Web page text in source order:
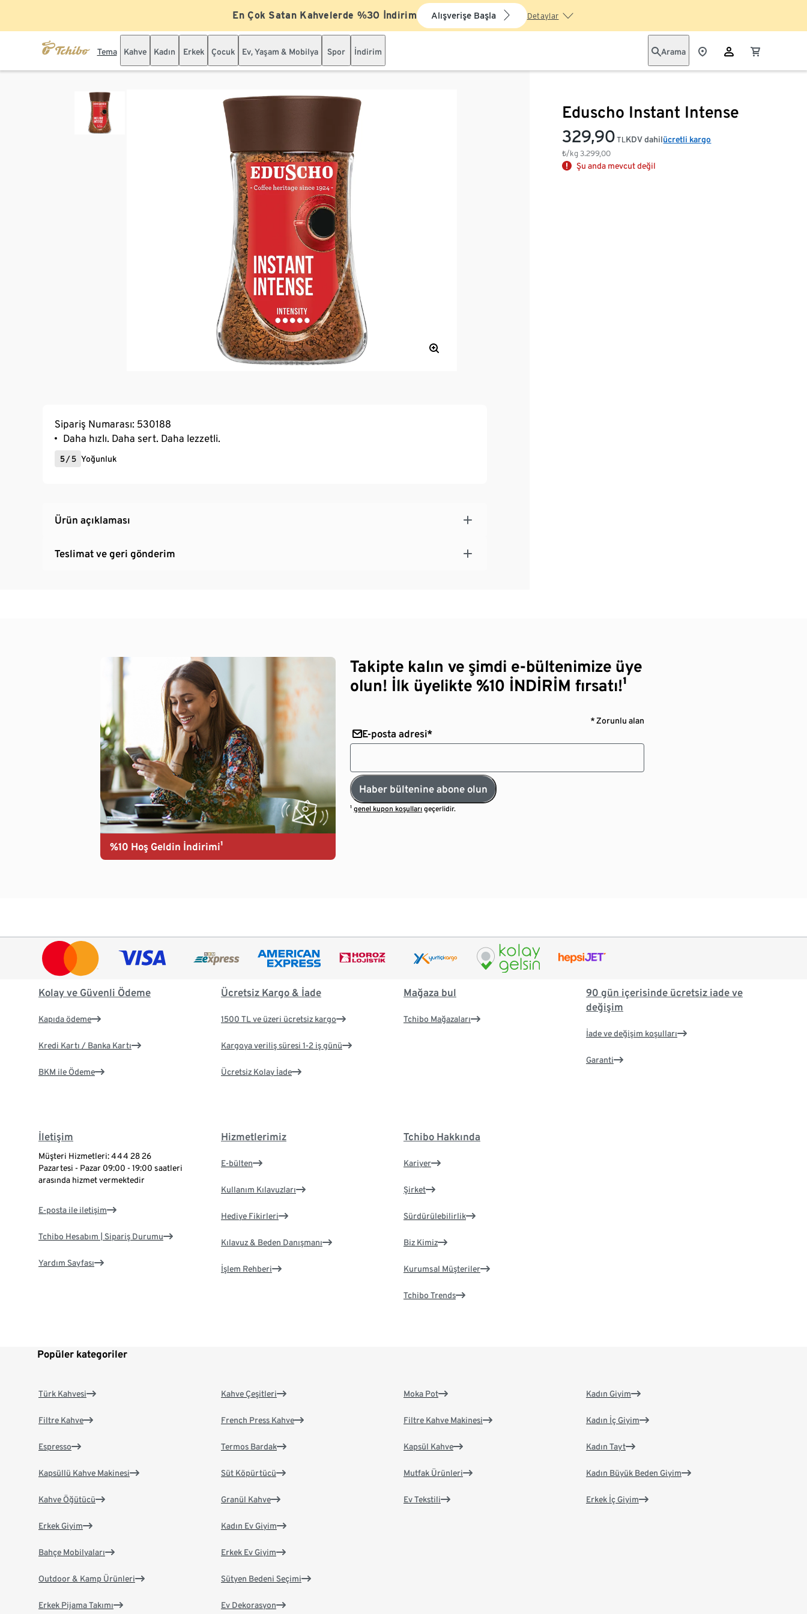
En Çok Satan Kahvelerde %30 İndirim Alışverişe Başla Detaylar
Tema Kahve Kadın Erkek Çocuk Ev, Yaşam & Mobilya Spor İndirim Arama
Eduscho Instant Intense
329,90 TL
₺/kg3.299,00
KDV dahilücretli kargo
Şu anda mevcut değil
Sipariş Numarası: 530188
Daha hızlı. Daha sert. Daha lezzetli.
5 / 5 Yoğunluk
Ürün açıklaması
Teslimat ve geri gönderim
%10 Hoş Geldin İndirimi¹
Takipte kalın ve şimdi e-bültenimize üye
olun! İlk üyelikte %10 İNDİRİM fırsatı!¹
* Zorunlu alan
E-posta adresi*
Haber bültenine abone olun
¹genel kupon koşulları geçerlidir.
Kolay ve Güvenli Ödeme
Kapıda ödeme
Kredi Kartı / Banka Kartı
BKM ile Ödeme
Ücretsiz Kargo & İade
1500 TL ve üzeri ücretsiz kargo
Kargoya veriliş süresi 1-2 iş günü
Ücretsiz Kolay İade
Mağaza bul
Tchibo Mağazaları
90 gün içerisinde ücretsiz iade ve
değişim
İade ve değişim koşulları
Garanti
İletişim
Müşteri Hizmetleri: 444 28 26
Pazartesi - Pazar 09:00 - 19:00 saatleri
arasında hizmet vermektedir
E-posta ile iletişim
Tchibo Hesabım | Sipariş Durumu
Yardım Sayfası
Hizmetlerimiz
E-bülten
Kullanım Kılavuzları
Hediye Fikirleri
Kılavuz & Beden Danışmanı
İşlem Rehberi
Tchibo Hakkında
Kariyer
Şirket
Sürdürülebilirlik
Biz Kimiz
Kurumsal Müşteriler
Tchibo Trends
Popüler kategoriler
Türk Kahvesi
Filtre Kahve
Espresso
Kapsüllü Kahve Makinesi
Kahve Öğütücü
Kahve Çeşitleri
French Press Kahve
Termos Bardak
Süt Köpürtücü
Granül Kahve
Moka Pot
Filtre Kahve Makinesi
Kapsül Kahve
Mutfak Ürünleri
Ev Tekstili
Kadın Giyim
Kadın İç Giyim
Kadın Tayt
Kadın Büyük Beden Giyim
Erkek İç Giyim
Erkek Giyim
Bahçe Mobilyaları
Outdoor & Kamp Ürünleri
Erkek Pijama Takımı
Kadın Ev Giyim
Erkek Ev Giyim
Sütyen Bedeni Seçimi
Ev Dekorasyon